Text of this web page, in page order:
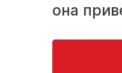
она